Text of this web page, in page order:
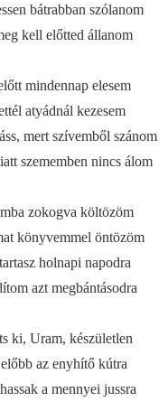
bátrabban szólanom
kell előtted állanom
mindennap elesem
atyádnál kezesem
mert szívemből szánom
szememben nincs álom
zokogva költözöm
könyvemmel öntözöm
holnapi napodra
azt megbántásodra
ki, Uram, készületlen
az enyhítő kútra
a mennyei jussra